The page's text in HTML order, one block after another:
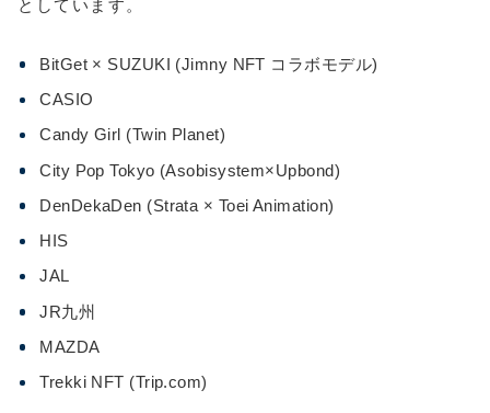
としています。
BitGet × SUZUKI (Jimny NFT コラボモデル)
CASIO
Candy Girl (Twin Planet)
City Pop Tokyo (Asobisystem×Upbond)
DenDekaDen (Strata × Toei Animation)
HIS
JAL
JR九州
MAZDA
Trekki NFT (Trip.com)